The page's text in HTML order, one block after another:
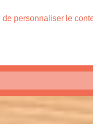
personnaliser le